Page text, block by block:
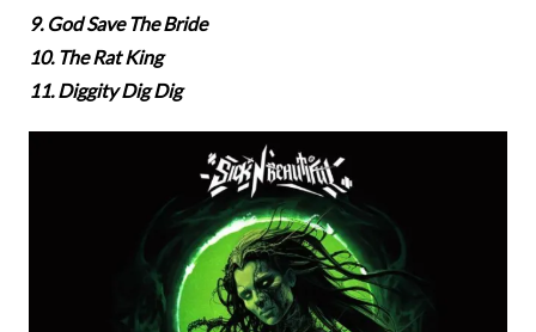
9. God Save The Bride
10. The Rat King
11. Diggity Dig Dig